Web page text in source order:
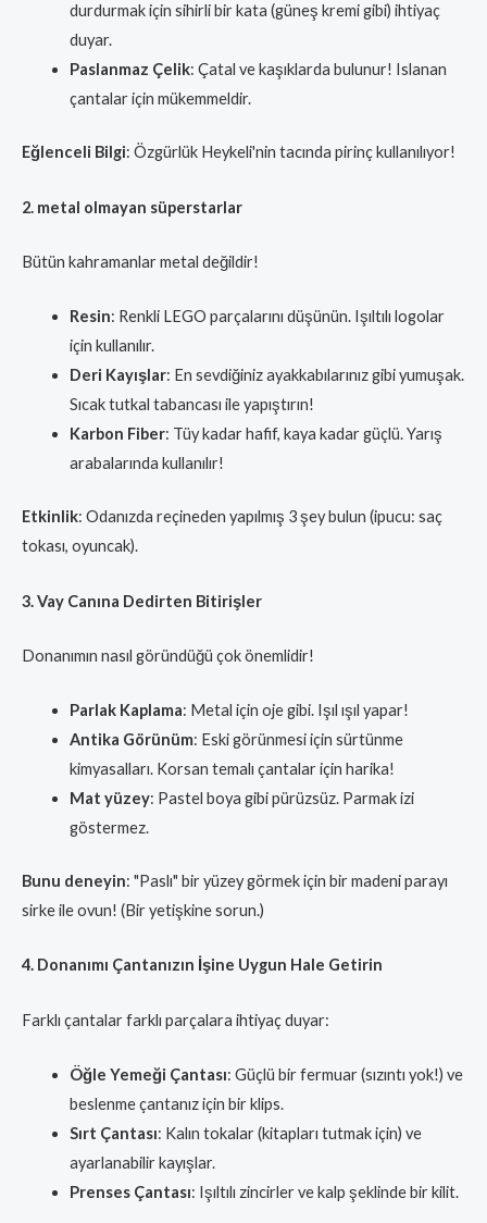
durdurmak için sihirli bir kata (güneş kremi gibi) ihtiyaç
duyar.
Paslanmaz Çelik: Çatal ve kaşıklarda bulunur! Islanan
çantalar için mükemmeldir.
Eğlenceli Bilgi: Özgürlük Heykeli'nin tacında pirinç kullanılıyor!
2. metal olmayan süperstarlar
Bütün kahramanlar metal değildir!
Resin: Renkli LEGO parçalarını düşünün. Işıltılı logolar
için kullanılır.
Deri Kayışlar: En sevdiğiniz ayakkabılarınız gibi yumuşak.
Sıcak tutkal tabancası ile yapıştırın!
Karbon Fiber: Tüy kadar hafif, kaya kadar güçlü. Yarış
arabalarında kullanılır!
Etkinlik: Odanızda reçineden yapılmış 3 şey bulun (ipucu: saç
tokası, oyuncak).
3. Vay Canına Dedirten Bitirişler
Donanımın nasıl göründüğü çok önemlidir!
Parlak Kaplama: Metal için oje gibi. Işıl ışıl yapar!
Antika Görünüm: Eski görünmesi için sürtünme
kimyasalları. Korsan temalı çantalar için harika!
Mat yüzey: Pastel boya gibi pürüzsüz. Parmak izi
göstermez.
Bunu deneyin: "Paslı" bir yüzey görmek için bir madeni parayı
sirke ile ovun! (Bir yetişkine sorun.)
4. Donanımı Çantanızın İşine Uygun Hale Getirin
Farklı çantalar farklı parçalara ihtiyaç duyar:
Öğle Yemeği Çantası: Güçlü bir fermuar (sızıntı yok!) ve
beslenme çantanız için bir klips.
Sırt Çantası: Kalın tokalar (kitapları tutmak için) ve
ayarlanabilir kayışlar.
Prenses Çantası: Işıltılı zincirler ve kalp şeklinde bir kilit.